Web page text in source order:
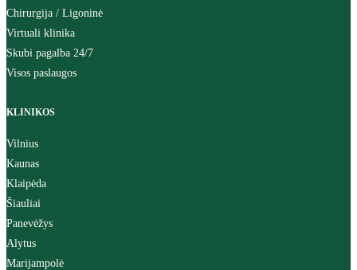
Chirurgija / Ligoninė
Virtuali klinika
Skubi pagalba 24/7
Visos paslaugos
KLINIKOS
Vilnius
Kaunas
Klaipėda
Šiauliai
Panevėžys
Alytus
Marijampolė